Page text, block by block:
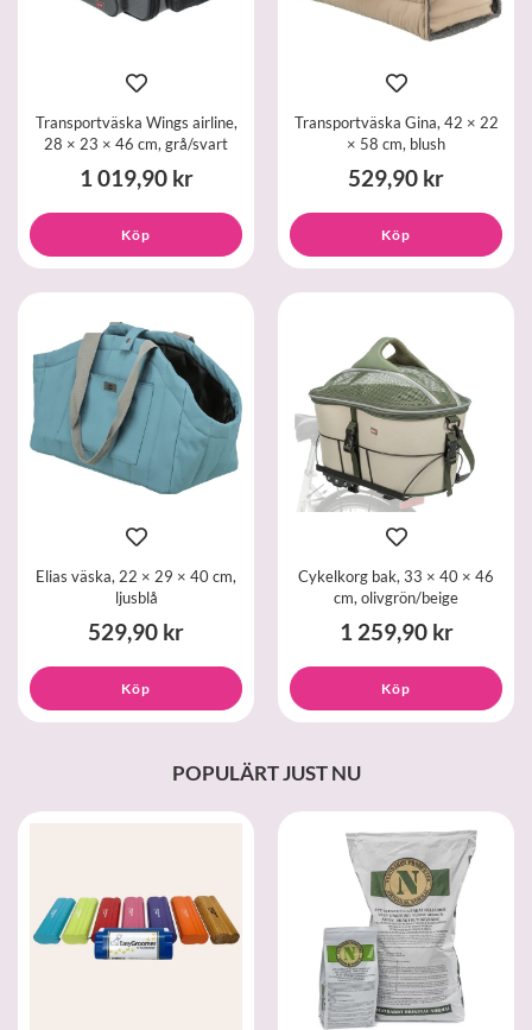
Transportväska Wings airline,
28 × 23 × 46 cm, grå/svart
1 019,90 kr
Köp
Transportväska Gina, 42 × 22
× 58 cm, blush
529,90 kr
Köp
Elias väska, 22 × 29 × 40 cm,
ljusblå
529,90 kr
Köp
Cykelkorg bak, 33 × 40 × 46
cm, olivgrön/beige
1 259,90 kr
Köp
POPULÄRT JUST NU